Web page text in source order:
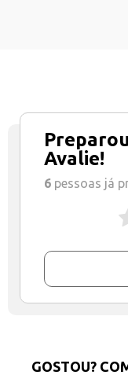
Avalie!
6 pessoas já
GOSTOU?